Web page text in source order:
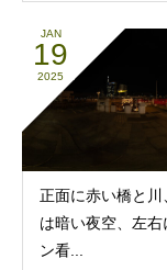
JAN
19
2025
正面に赤い橋と川
は暗い夜空、左右
ン看...